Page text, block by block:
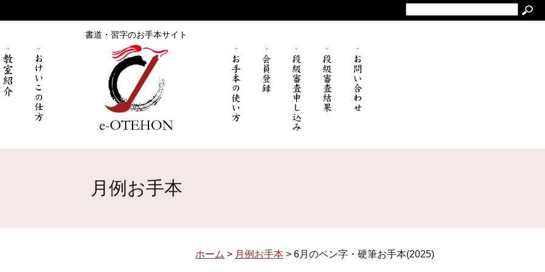
書道・習字のお手本サイト
月例お手本
ホーム > 月例お手本 > 6月のペン字・硬筆お手本(2025)